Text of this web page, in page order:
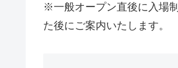
※一般オープン直後に入場
た後にご案内いたします。